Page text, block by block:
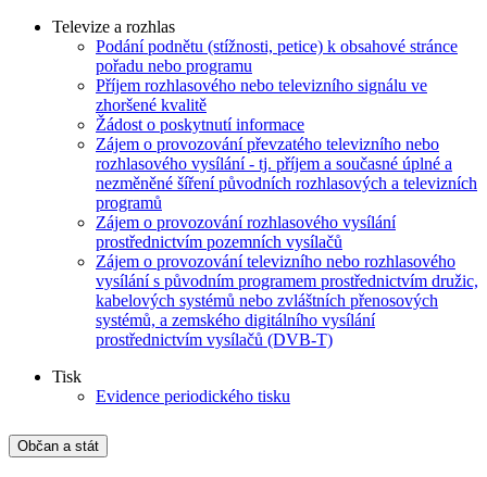
Televize a rozhlas
Podání podnětu (stížnosti, petice) k obsahové stránce
pořadu nebo programu
Příjem rozhlasového nebo televizního signálu ve
zhoršené kvalitě
Žádost o poskytnutí informace
Zájem o provozování převzatého televizního nebo
rozhlasového vysílání - tj. příjem a současné úplné a
nezměněné šíření původních rozhlasových a televizních
programů
Zájem o provozování rozhlasového vysílání
prostřednictvím pozemních vysílačů
Zájem o provozování televizního nebo rozhlasového
vysílání s původním programem prostřednictvím družic,
kabelových systémů nebo zvláštních přenosových
systémů, a zemského digitálního vysílání
prostřednictvím vysílačů (DVB-T)
Tisk
Evidence periodického tisku
Občan a stát